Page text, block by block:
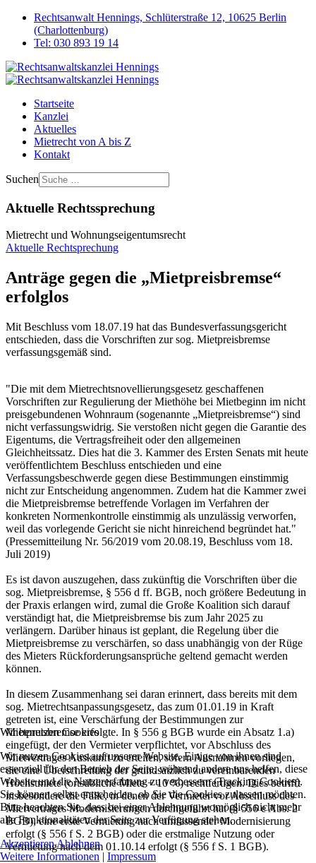
Rechtsanwalt Hennings, Schlüterstraße 12, 10625 Berlin
(Charlottenburg)
Tel: 030 893 19 14
Startseite
Kanzlei
Aktuelles
Mietrecht von A bis Z
Kontakt
Suchen
Aktuelle Rechtssprechung
Mietrecht und Wohnungseigentumsrecht
Aktuelle Rechtsprechung
Anträge gegen die „Mietpreisbremse“
erfolglos
Mit Beschluss vom 18.07.19 hat das Bundesverfassungsgericht
entschieden, dass die Vorschriften zur sog. Mietpreisbremse
verfassungsgemäß sind.
"Die mit dem Mietrechtsnovellierungsgesetz geschaffenen
Vorschriften zur Regulierung der Miethöhe bei Mietbeginn im nicht
preisgebundenen Wohnraum (sogenannte „Mietpreisbremse“) sind
nicht verfassungswidrig. Sie verstoßen nicht gegen die Garantie des
Eigentums, die Vertragsfreiheit oder den allgemeinen
Gleichheitssatz. Dies hat die 3. Kammer des Ersten Senats mit heute
veröffentlichtem Beschluss entschieden und eine
Verfassungsbeschwerde gegen diese Bestimmungen einstimmig
nicht zur Entscheidung angenommen. Zudem hat die Kammer zwei
die Mietpreisbremse betreffende Vorlagen im Verfahren der
konkreten Normenkontrolle einstimmig als unzulässig verworfen,
weil das vorlegende Gericht sie nicht hinreichend begründet hat."
(Pressemitteilung Nr. 56/2019 vom 20.08.19, Beschluss vom 18.
Juli 2019)
Es ist davon auszugehen, dass zukünftig die Vorschriften über die
sog. Mietpreisbremse, § 556 d ff. BGB, noch größere Bedeutung in
der Praxis erlangen wird, zumal die Große Koalition sich darauf
verständigt hat, die Mietpreisbremse bis zum Jahr 2025 zu
verlängern. Darüber hinaus ist geplant, die Regelung über die
Mietpreisbremse zu verschärfen, so dass unabhängig von der Rüge
des Mieters Rückforderungsansprüche geltend gemacht werden
können.
In diesem Zusammenhang sei daran erinnert, dass bereits mit dem
sog. Mietrechtsanpassungsgesetz, das zum 01.01.19 in Kraft
getreten ist, eine Verschärfung der Bestimmungen zur
Mietpreisbremse erfolgte. In § 556 g BGB wurde ein Absatz 1.a)
eingefügt, der den Vermieter verpflichtet, vor Abschluss des
Mietvertrages Auskunft zu erteilen, sofern Ausnahmen vorliegen,
die eine Überschreitung der grundsätzlich zu vereinbarenden
Höchstmiete (ortsübliche Miete + 10 %) rechtfertigen. Dies betrifft
insbesondere die Fälle, in denen der Vermieter vor Abschluss des
Mietvertrages Modernisierungen durchgeführt hat (§ 556 e Abs. 2
BGB), eine erste Vermietung nach umfassender Modernisierung
erfolgt (§ 556 f S. 2 BGB) oder die erstmalige Nutzung oder
Vermietung nach dem 01.10.14 erfolgt (§ 556 f S. 1 BGB).
Wir benutzen Cookies
Wir nutzen Cookies auf unserer Website. Einige von ihnen sind
essenziell für den Betrieb der Seite, während andere uns helfen, diese
Website und die Nutzererfahrung zu verbessern (Tracking Cookies).
Sie können selbst entscheiden, ob Sie die Cookies zulassen möchten.
Bitte beachten Sie, dass bei einer Ablehnung womöglich nicht mehr
alle Funktionalitäten der Seite zur Verfügung stehen.
AkzeptierenAblehnen
Weitere Informationen | Impressum